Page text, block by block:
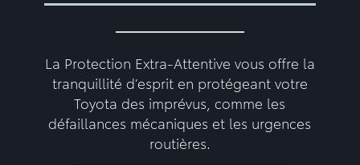
La Protection Extra-Attentive vous offre la
tranquillité d’esprit en protégeant votre
Toyota des imprévus, comme les
défaillances mécaniques et les urgences
routières.